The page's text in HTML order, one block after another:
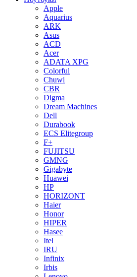
Apple
Aquarius
ARK
Asus
ACD
Acer
ADATA XPG
Colorful
Chuwi
CBR
Digma
Dream Machines
Dell
Durabook
ECS Elitegroup
F+
FUJITSU
GMNG
Gigabyte
Huawei
HP
HORIZONT
Haier
Honor
HIPER
Hasee
Itel
IRU
Infinix
Irbis